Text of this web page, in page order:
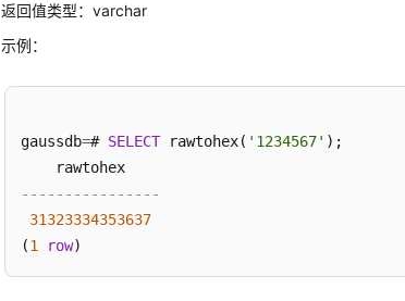
返回值类型：varchar
示例：
gaussdb=# SELECT rawtohex( '1234567' );
----------------
31323334353637
(1 row